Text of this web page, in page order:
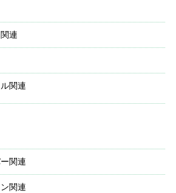
連
関連
関連
関連